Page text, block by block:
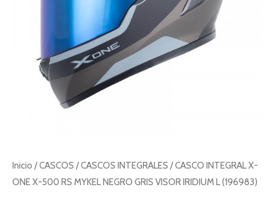
Inicio /CASCOS /CASCOS INTEGRALES / CASCO INTEGRAL X-
ONE X-500 RS MYKEL NEGRO GRIS VISOR IRIDIUM L (196983)